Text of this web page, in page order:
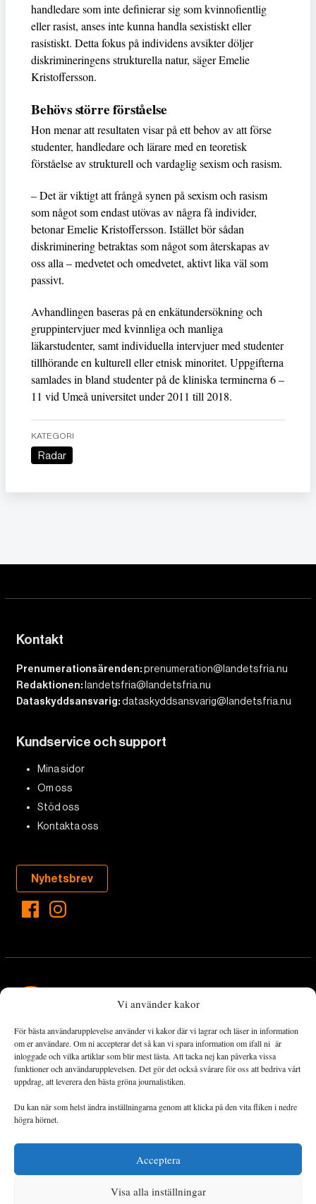
Vi använder kakor
För bästa användarupplevelse använder vi kakor där vi lagrar och läser in information
om er användare. Om ni accepterar det så kan vi spara information om ifall ni är
inloggade och vilka artiklar som blir mest lästa. Att tacka nej kan påverka vissa
funktioner och användarupplevelsen. Det gör det också svårare för oss att bedriva vårt
uppdrag, att leverera den bästa gröna journalistiken.
Du kan när som helst ändra inställningarna genom att klicka på den vita fliken i nedre
högra hörnet.
Acceptera
Visa alla inställningar
handledare som inte definierar sig som kvinnofientlig
eller rasist, anses inte kunna handla sexistiskt eller
rasistiskt. Detta fokus på individens avsikter döljer
diskrimineringens strukturella natur, säger Emelie
Kristoffersson.
Behövs större förståelse
Hon menar att resultaten visar på ett behov av att förse
studenter, handledare och lärare med en teoretisk
förståelse av strukturell och vardaglig sexism och rasism.
– Det är viktigt att frångå synen på sexism och rasism
som något som endast utövas av några få individer,
betonar Emelie Kristoffersson. Istället bör sådan
diskriminering betraktas som något som återskapas av
oss alla – medvetet och omedvetet, aktivt lika väl som
passivt.
Avhandlingen baseras på en enkätundersökning och
gruppintervjuer med kvinnliga och manliga
läkarstudenter, samt individuella intervjuer med studenter
tillhörande en kulturell eller etnisk minoritet. Uppgifterna
samlades in bland studenter på de kliniska terminerna 6 –
11 vid Umeå universitet under 2011 till 2018.
KATEGORI
Radar
Kontakt
Prenumerationsärenden:prenumeration@landetsfria.nu
Redaktionen: landetsfria@landetsfria.nu
Dataskyddsansvarig:dataskyddsansvarig@landetsfria.nu
Kundservice och support
Mina sidor
Om oss
Stöd oss
Kontakta oss
Nyhetsbrev
Landets Fria Tidning är en nyhetstidning med bred bevakning av
det viktigaste som händer lokalt och globalt och med fokus på
omställningsrörelsen. En omställning till ett hållbart samhälle går
både via starka och lika rättigheter för alla människor, minskade
ekonomiska och sociala klyftor, samt utrymme för allt levande att
utvecklas och frodas.